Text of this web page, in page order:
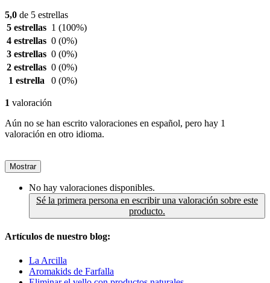
5,0 de 5 estrellas
5 estrellas 1 (100%)
4 estrellas 0 (0%)
3 estrellas 0 (0%)
2 estrellas 0 (0%)
1 estrella
0 (0%)
1 valoración
Aún no se han escrito valoraciones en español, pero hay 1
valoración en otro idioma.
Mostrar
No hay valoraciones disponibles.
Sé la primera persona en escribir una valoración sobre este
producto.
Artículos de nuestro blog:
La Arcilla
Aromakids de Farfalla